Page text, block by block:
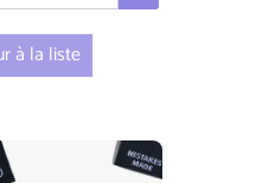
à la liste